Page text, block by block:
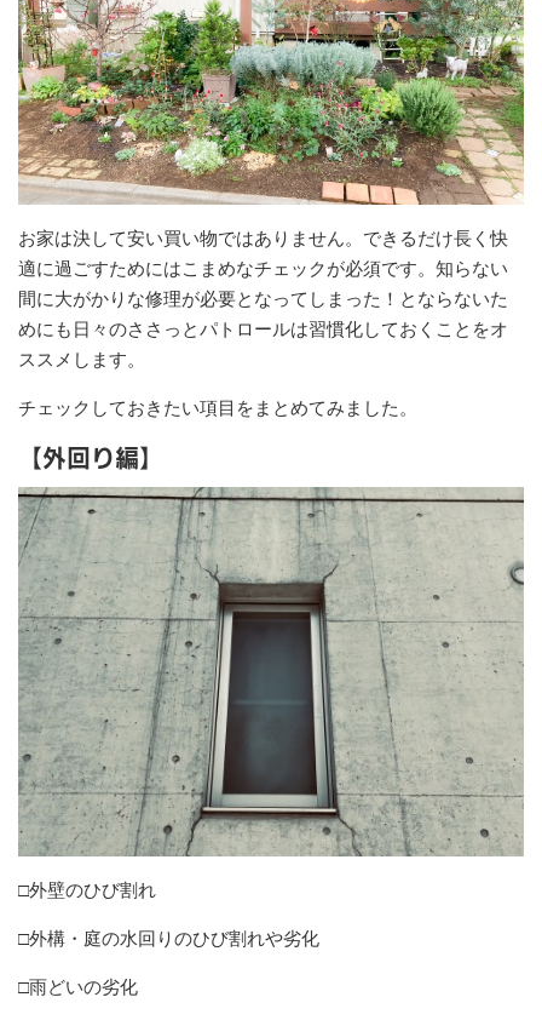
お家は決して安い買い物ではありません。できるだけ長く快
適に過ごすためにはこまめなチェックが必須です。知らない
間に大がかりな修理が必要となってしまった！とならないた
めにも日々のささっとパトロールは習慣化しておくことをオ
ススメします。
チェックしておきたい項目をまとめてみました。
【外回り編】
□外壁のひび割れ
□外構・庭の水回りのひび割れや劣化
□雨どいの劣化